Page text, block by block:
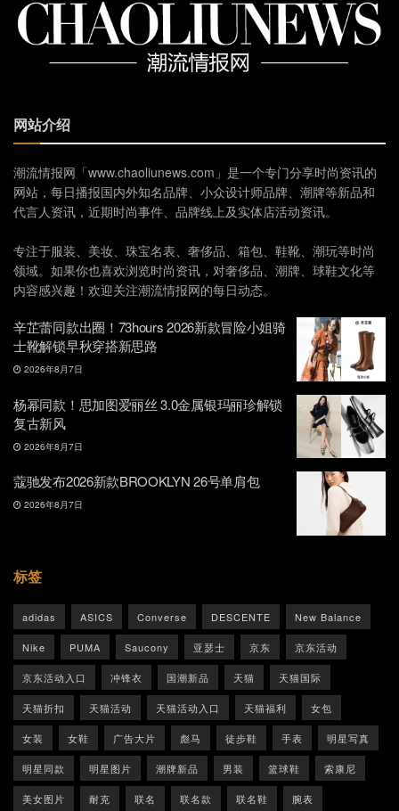
网站介绍
潮流情报网「www.chaoliunews.com」是一个专门分享时尚资讯的
网站，每日播报国内外知名品牌、小众设计师品牌、潮牌等新品和
代言人资讯，近期时尚事件、品牌线上及实体店活动资讯。
专注于服装、美妆、珠宝名表、奢侈品、箱包、鞋靴、潮玩等时尚
领域。如果你也喜欢浏览时尚资讯，对奢侈品、潮牌、球鞋文化等
内容感兴趣！欢迎关注潮流情报网的每日动态。
辛芷蕾同款出圈！73hours 2026新款冒险小姐骑
士靴解锁早秋穿搭新思路
2026年8月7日
杨幂同款！思加图爱丽丝 3.0金属银玛丽珍解锁
复古新风
2026年8月7日
蔻驰发布2026新款BROOKLYN 26号单肩包
2026年8月7日
标签
adidas ASICS Converse DESCENTE New Balance
Nike PUMA Saucony 亚瑟士 京东 京东活动
京东活动入口 冲锋衣 国潮新品 天猫 天猫国际
天猫折扣 天猫活动 天猫活动入口 天猫福利 女包
女装 女鞋 广告大片 彪马 徒步鞋 手表 明星写真
明星同款 明星图片 潮牌新品 男装 篮球鞋 索康尼
美女图片 耐克 联名 联名款 联名鞋 腕表